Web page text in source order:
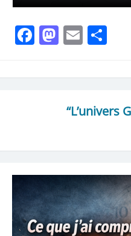
Facebook
Email
“L’univers